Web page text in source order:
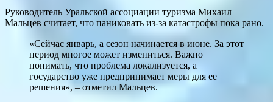
Руководитель Уральской ассоциации туризма Михаил
Мальцев считает, что паниковать из-за катастрофы пока рано.
«Сейчас январь, а сезон начинается в июне. За этот
период многое может измениться. Важно
понимать, что проблема локализуется, а
государство уже предпринимает меры для ее
решения», – отметил Мальцев.